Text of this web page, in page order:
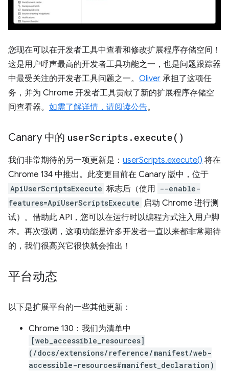
您现在可以在开发者工具中查看和修改扩展程序存储空间！
这是用户呼声最高的开发者工具功能之一，也是问题跟踪器
中最受关注的开发者工具问题之一。 Oliver 承担了这项任
务，并为 Chrome 开发者工具贡献了新的扩展程序存储空
间查看器。 如需了解详情，请阅读公告。
Canary 中的 userScripts . execute( )
我们非常期待的另一项更新是： userScripts.execute() 将在
Chrome 134 中推出。此变更目前在 Canary 版中，位于
ApiUserScriptsExecute 标志后（使用 --enable-
features=ApiUserScriptsExecute 启动 Chrome 进行测
试）。借助此 API，您可以在运行时以编程方式注入用户脚
本。再次强调，这项功能是许多开发者一直以来都非常期待
的，我们很高兴它很快就会推出！
平台动态
以下是扩展平台的一些其他更新：
Chrome 130：我们为清单中
[web_accessible_resources]
(/docs/extensions/reference/manifest/web-
accessible-resources#manifest_declaration)